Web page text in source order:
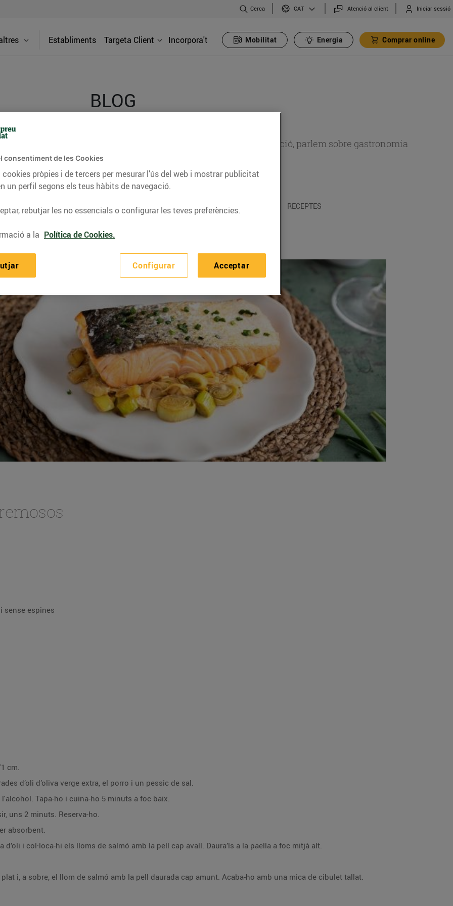
Cerca CAT Atenció al client Iniciar sessió
Establiments Targeta Client Incorpora't Mobilitat Energia Comprar online
BLOG
consells nutricionals, informació d’actualitat sobre alimentació, parlem sobre gastronomia
del nostre territori i molts altres temes.
CONSELLS I HÀBITS SALUDABLES ENERGIA GASTRONOMIA I TRADICIONS RECEPTES
sense espines
cm.
d’oli d’oliva verge extra, el porro i un pessic de sal.
Tapa-ho i cuina-ho 5 minuts a foc baix.
uns 2 minuts. Reserva-ho.
absorbent.
i col·loca-hi els lloms de salmó amb la pell cap avall. Daura’ls a la paella a foc mitjà alt.
i, a sobre, el llom de salmó amb la pell daurada cap amunt. Acaba-ho amb una mica de cibulet tallat.
consentiment de les Cookies
pròpies i de tercers per mesurar l’ús del web i mostrar publicitat
un perfil segons els teus hàbits de navegació.
rebutjar les no essencials o configurar les teves preferències.
a la Política de Cookies.
Configurar Acceptar